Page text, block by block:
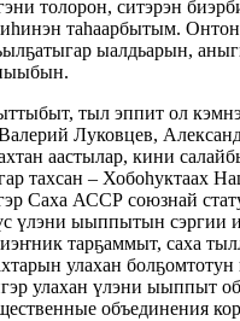
толорон, ситэрэн
иһинэн таһаарбытым.
ыалдьарын,
тыл эппит ол
Луковцев,
аастылар, кини
тахсан – Хобоһуктаах
Саха АССР союзнай
үлэни ыыппытын сэргии
тарҕаммыт, саха
улахан болҕомтотун
улахан үлэни ыыппыт
объединения